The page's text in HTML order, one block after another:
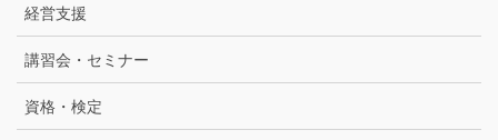
経営支援
講習会・セミナー
資格・検定